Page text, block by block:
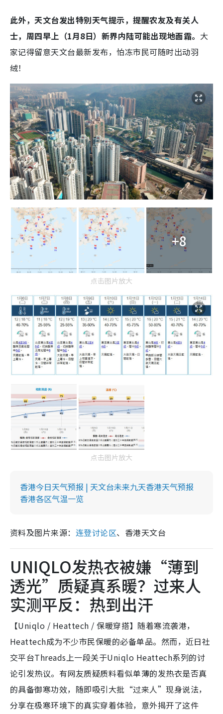
此外，天文台发出特别天气提示，提醒农友及有关人
士，周四早上（1月8日）新界内陆可能出现地面霜。 大
家记得留意天文台最新发布，怕冻市民可随时出动羽
绒！
+8
点击图片放大
点击图片放大
香港今日天气预报 | 天文台未来九天香港天气预报
香港各区气温一览
资料及图片来源： 连登讨论区、香港天文台
UNIQLO发热衣被嫌“薄到
透光”质疑真系暖？过来人
实测平反：热到出汗
【Uniqlo / Heattech / 保暖穿搭】随着寒流袭港，
Heattech成为不少市民保暖的必备单品。然而，近日社
交平台Threads上一段关于Uniqlo Heattech系列的讨
论引发热议。有网友质疑质料看似单薄的发热衣是否真
的具备御寒功效，随即吸引大批“过来人”现身说法，
分享在极寒环境下的真实穿着体验，意外揭开了这件